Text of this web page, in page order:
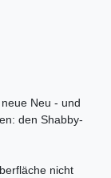
Neu - und
den Shabby-
nicht